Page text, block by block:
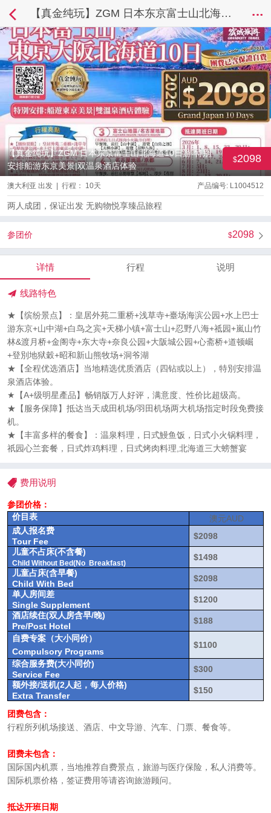
【真金纯玩】ZGM 日本东京富士山北海道10日游-特别安排船游东京美景|双温泉酒店体验
【真金纯玩】ZGM 日本东京富士山北海道10日游-特别
安排船游东京美景|双温泉酒店体验
2098
产品编号: L1004512
澳大利亚 出发 | 行程： 10天
两人成团，保证出发 无购物悦享臻品旅程
2098
参团价
详情 行程 说明
线路特色
★【缤纷景点】：皇居外苑二重桥+浅草寺+臺场海滨公园+水上巴士
游东京+山中湖+白鸟之宾+天梯小镇+富士山+忍野八海+祗园+嵐山竹
林&渡月桥+金阁寺+东大寺+奈良公园+大阪城公园+心斋桥+道顿崛
+登別地狱穀+昭和新山熊牧场+洞爷湖
★【全程优选酒店】当地精选优质酒店（四钻或以上），特別安排温
泉酒店体验。
★【A+级明星產品】畅销版万人好评，满意度、性价比超级高。
★【服务保障】抵达当天成田机场/羽田机场两大机场指定时段免费接
机。
★【丰富多样的餐食】：温泉料理，日式鰻鱼饭，日式小火锅料理，
祇园心兰套餐，日式炸鸡料理，日式烤肉料理,北海道三大螃蟹宴
费用说明
参团价格：
价目表
澳元AUD
成人报名费
Tour Fee
$2098
儿童不占床(不含餐)
Child Without Bed(No Breakfast)
$1498
儿童占床(含早餐)
Child With Bed
$2098
单人房间差
Single Supplement
$1200
酒店续住(双人房含早/晚)
Pre/Post Hotel
$188
自费专案（大小同价）
Compulsory Programs
$1100
综合服务费(大小同价)
Service Fee
$300
额外接/送机(2人起，每人价格)
Extra Transfer
$150
团费包含：
行程所列机场接送、酒店、中文导游、汽车、门票、餐食等。
团费未包含：
国际国内机票，当地推荐自费景点，旅游与医疗保险，私人消费等。
国际机票价格，签证费用等请咨询旅游顾问。
抵达开班日期